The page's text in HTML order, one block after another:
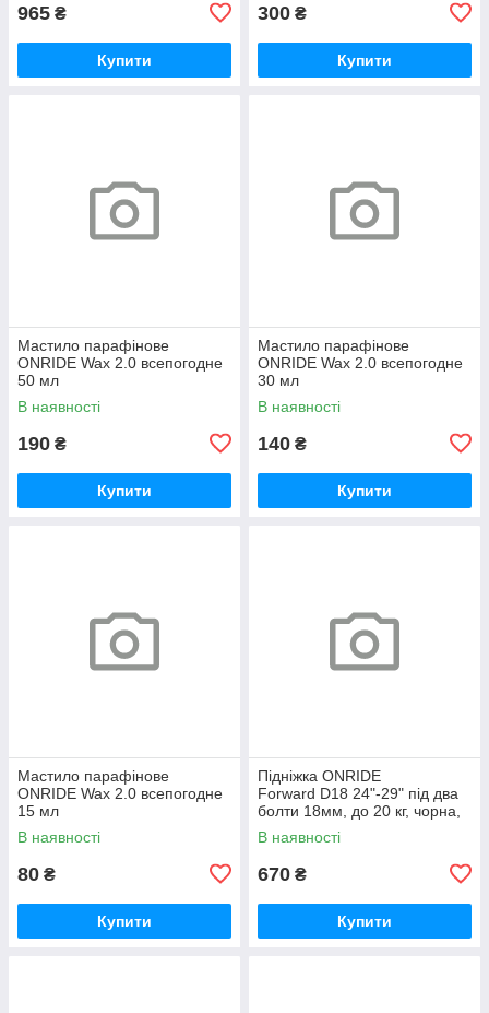
965 ₴
Купити
300 ₴
Купити
Мастило парафінове
ONRIDE Wax 2.0 всепогодне
50 мл
В наявності
190 ₴
Купити
Мастило парафінове
ONRIDE Wax 2.0 всепогодне
30 мл
В наявності
140 ₴
Купити
Мастило парафінове
ONRIDE Wax 2.0 всепогодне
15 мл
В наявності
80 ₴
Купити
Підніжка ONRIDE
Forward D18 24"-29" під два
болти 18мм, до 20 кг, чорна,
polybag
В наявності
670 ₴
Купити